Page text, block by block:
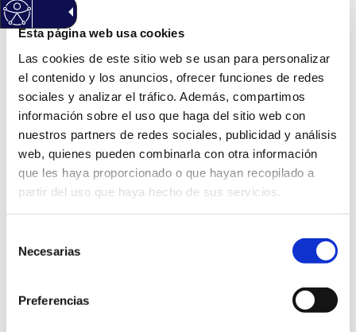
Esta página web usa cookies
Las cookies de este sitio web se usan para personalizar
el contenido y los anuncios, ofrecer funciones de redes
sociales y analizar el tráfico. Además, compartimos
información sobre el uso que haga del sitio web con
nuestros partners de redes sociales, publicidad y análisis
web, quienes pueden combinarla con otra información
que les haya proporcionado o que hayan recopilado a
partir del uso que haya hecho de sus servicios.
Necesarias
Preferencias
Información General
Código: CNS01
Versión: 1
Ámbitos: Servicios relacionados con la ciudadanía.
Área: Sanidad y Consumo
Idioma: Castellano
Información sobre la aprobación
Expediente de aprobación: 847372F
Decreto de aprobación: 4386
Fecha de aprobación: 14/10/2021
Información sobre el documento:
Tipo documental: Solicitud
Tipo de firma: Certificado electrónico, Firma manual
Origen: Ciudadano
Nombre común: Pdf
Nombre formal: pdf